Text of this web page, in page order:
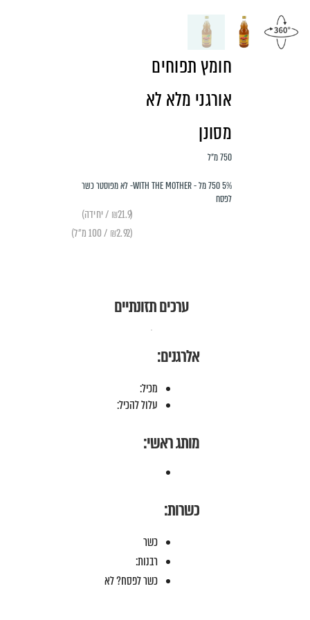
חומץ תפוחים
אורגני מלא לא
מסונן
750 מ״ל
5% 750 מל - WITH THE MOTHER- לא מפוסטר כשר
לפסח
(₪21.9 / יחידה)
(₪2.92 / 100 מ״ל)
ערכים תזונתיים
אלרגנים:
מכיל:
עלול להכיל:
מותג ראשי:
כשרות:
כשר
רבנות:
כשר לפסח? לא